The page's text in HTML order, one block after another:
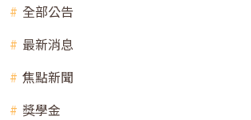
全部公告
最新消息
焦點新聞
獎學金